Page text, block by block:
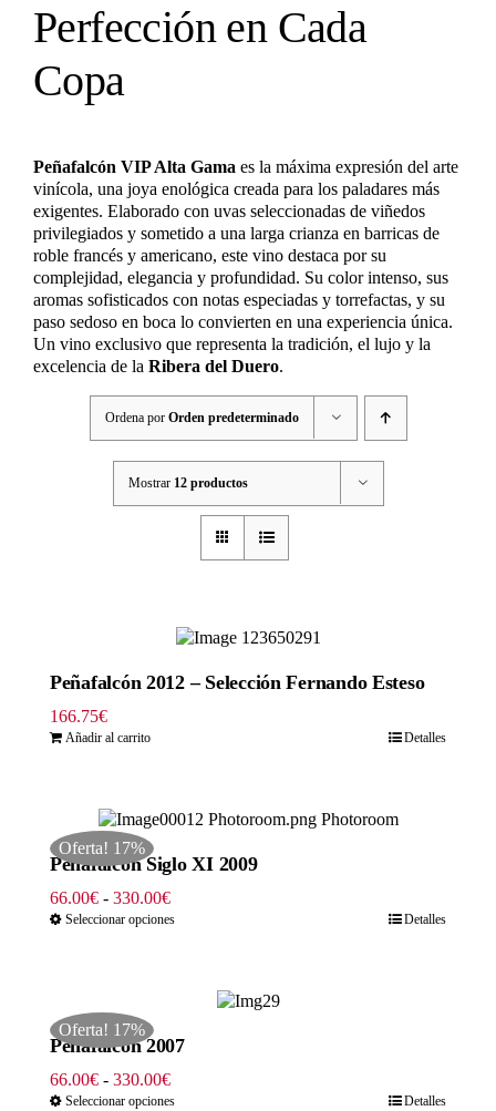
Perfección en Cada
Copa
Peñafalcón VIP Alta Gama es la máxima expresión del arte
vinícola, una joya enológica creada para los paladares más
exigentes. Elaborado con uvas seleccionadas de viñedos
privilegiados y sometido a una larga crianza en barricas de
roble francés y americano, este vino destaca por su
complejidad, elegancia y profundidad. Su color intenso, sus
aromas sofisticados con notas especiadas y torrefactas, y su
paso sedoso en boca lo convierten en una experiencia única.
Un vino exclusivo que representa la tradición, el lujo y la
excelencia de la Ribera del Duero.
Ordena por Orden predeterminado
Mostrar 12 productos
Peñafalcón 2012 – Selección Fernando Esteso
166.75€
Añadir al carrito Detalles
Oferta! 17%
Peñafalcón Siglo XI 2009
66.00€ - 330.00€Rango
de
Seleccionar opciones Detalles
Oferta! 17%
Peñafalcón 2007
66.00€ - 330.00€Rango
de
Seleccionar opciones Detalles